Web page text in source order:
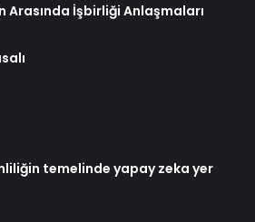
Arasında İşbirliği Anlaşmaları
temelinde yapay zeka yer